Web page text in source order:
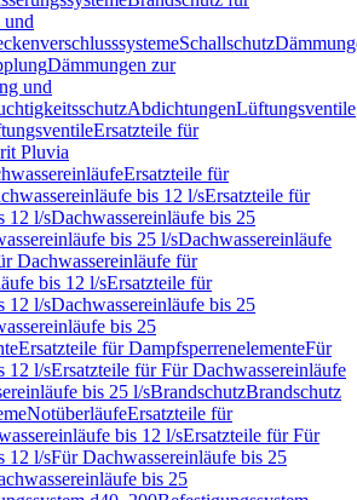
und
Schallschutz
Dämmungen zur
und
AbdichtungenLüftungsventile
Ersatzteile für
Pluvia
Ersatzteile für
bis 12 l/sErsatzteile für
12 l/sDachwassereinläufe bis 25
bis 25 l/sDachwassereinläufe
Dachwassereinläufe für
bis 12 l/sErsatzteile für
12 l/sDachwassereinläufe bis 25
bis 25
Ersatzteile für DampfsperrenelementeFür
12 l/sErsatzteile für Für Dachwassereinläufe
bis 25 l/sBrandschutzBrandschutz
NotüberläufeErsatzteile für
bis 12 l/sErsatzteile für Für
12 l/sFür Dachwassereinläufe bis 25
bis 25